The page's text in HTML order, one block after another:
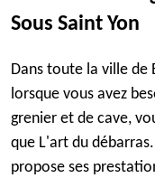
Sous Saint Yon
Dans toute la ville de
lorsque vous avez
grenier et de cave,
que L'art du
propose ses